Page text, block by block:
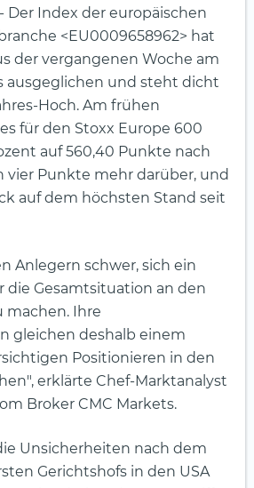
Der Index der europäischen
<EU0009658962> hat
der vergangenen Woche am
ausgeglichen und steht dicht
Hoch. Am frühen
für den Stoxx Europe 600
auf 560,40 Punkte nach
vier Punkte mehr darüber, und
auf dem höchsten Stand seit
Anlegern schwer, sich ein
die Gesamtsituation an den
machen. Ihre
gleichen deshalb einem
Positionieren in den
erklärte Chef-Marktanalyst
Broker CMC Markets.
Unsicherheiten nach dem
Gerichtshofs in den USA